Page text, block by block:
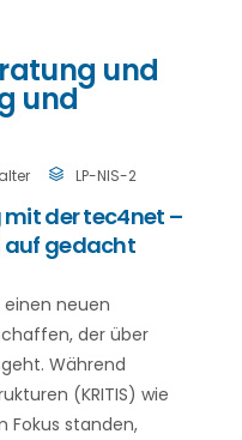
und
und
LP-NIS-2
mit der tec4net –
auf gedacht
einen neuen
der über
Während
(KRITIS) wie
Fokus standen,